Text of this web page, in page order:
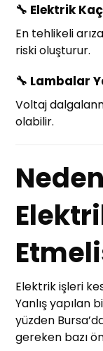
🔧 Elektrik
En tehlikeli
riski oluşturur.
🔧 Lambalar
Voltaj
olabilir.
Elektrik işleri
Yanlış yapılan
yüzden
gereken bazı